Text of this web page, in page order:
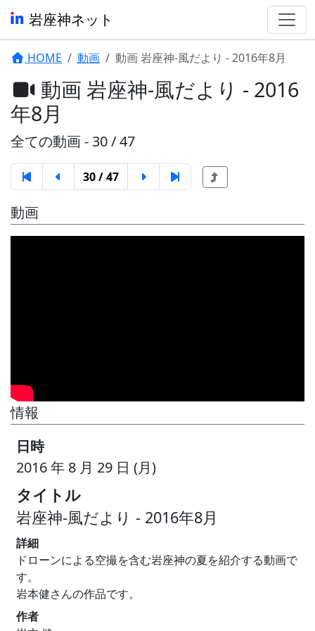
岩座神ネット
HOME 動画 動画 岩座神-風だより - 2016年8月
動画 岩座神-風だより - 2016
年8月
全ての動画 - 30 / 47
30 / 47
動画
情報
日時
2016 年 8 月 29 日 (月)
タイトル
岩座神-風だより - 2016年8月
詳細
ドローンによる空撮を含む岩座神の夏を紹介する動画で
す。
岩本健さんの作品です。
作者